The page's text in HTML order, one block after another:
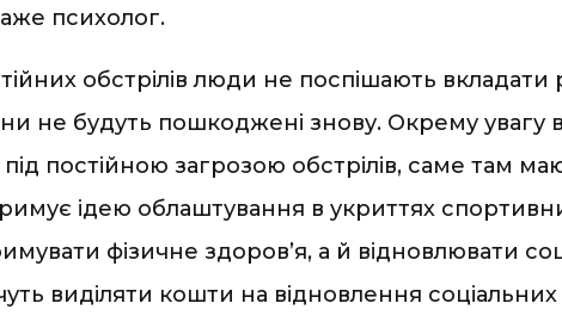
психолог.
обстрілів люди не поспішають
не будуть пошкоджені знову. Окрему увагу
постійною загрозою обстрілів, саме там
ідею облаштування в укриттях
фізичне здоров’я, а й відновлювати
виділяти кошти на відновлення соціальних